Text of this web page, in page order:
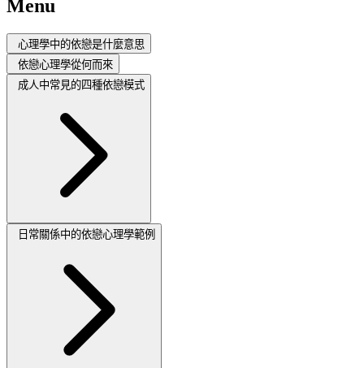
Menu
心理學中的依戀是什麼意思
依戀心理學從何而來
成人中常見的四種依戀模式
日常關係中的依戀心理學範例